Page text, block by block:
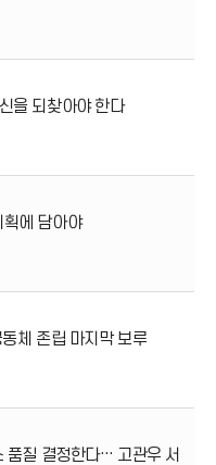
을 되찾아야 한다
에 담아야
체 존립 마지막 보루
품질 결정한다… 고관우 서